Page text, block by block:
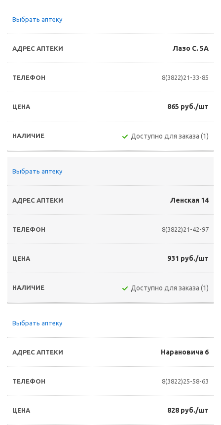
Выбрать аптеку
Лазо С. 5А
8(3822)21-33-85
865 руб./шт
Доступно для заказа (1)
Выбрать аптеку
Ленская 14
8(3822)21-42-97
931 руб./шт
Доступно для заказа (1)
Выбрать аптеку
Нарановича 6
8(3822)25-58-63
828 руб./шт